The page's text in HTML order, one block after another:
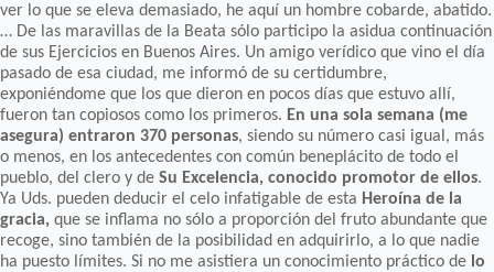
ver lo que se eleva demasiado, he aquí un hombre cobarde, abatido.
… De las maravillas de la Beata sólo participo la asidua continuación
de sus Ejercicios en Buenos Aires. Un amigo verídico que vino el día
pasado de esa ciudad, me informó de su certidumbre,
exponiéndome que los que dieron en pocos días que estuvo allí,
fueron tan copiosos como los primeros. En una sola semana (me
asegura) entraron 370 personas, siendo su número casi igual, más
o menos, en los antecedentes con común beneplácito de todo el
pueblo, del clero y de Su Excelencia, conocido promotor de ellos.
Ya Uds. pueden deducir el celo infatigable de esta Heroína de la
gracia, que se inflama no sólo a proporción del fruto abundante que
recoge, sino también de la posibilidad en adquirirlo, a lo que nadie
ha puesto límites. Si no me asistiera un conocimiento práctico de lo